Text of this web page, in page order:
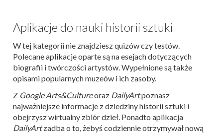
Aplikacje do nauki historii sztuki
W tej kategorii nie znajdziesz quizów czy testów.
Polecane aplikacje oparte są na esejach dotyczących
biografii i twórczości artystów. Wypełnione są także
opisami popularnych muzeów i ich zasoby.
Z Google Arts&Cultureoraz DailyArtpoznasz
najważniejsze informacje z dziedziny historii sztuki i
obejrzysz wirtualny zbiór dzieł. Ponadto aplikacja
DailyArtzadba o to, żebyś codziennie otrzymywał nową